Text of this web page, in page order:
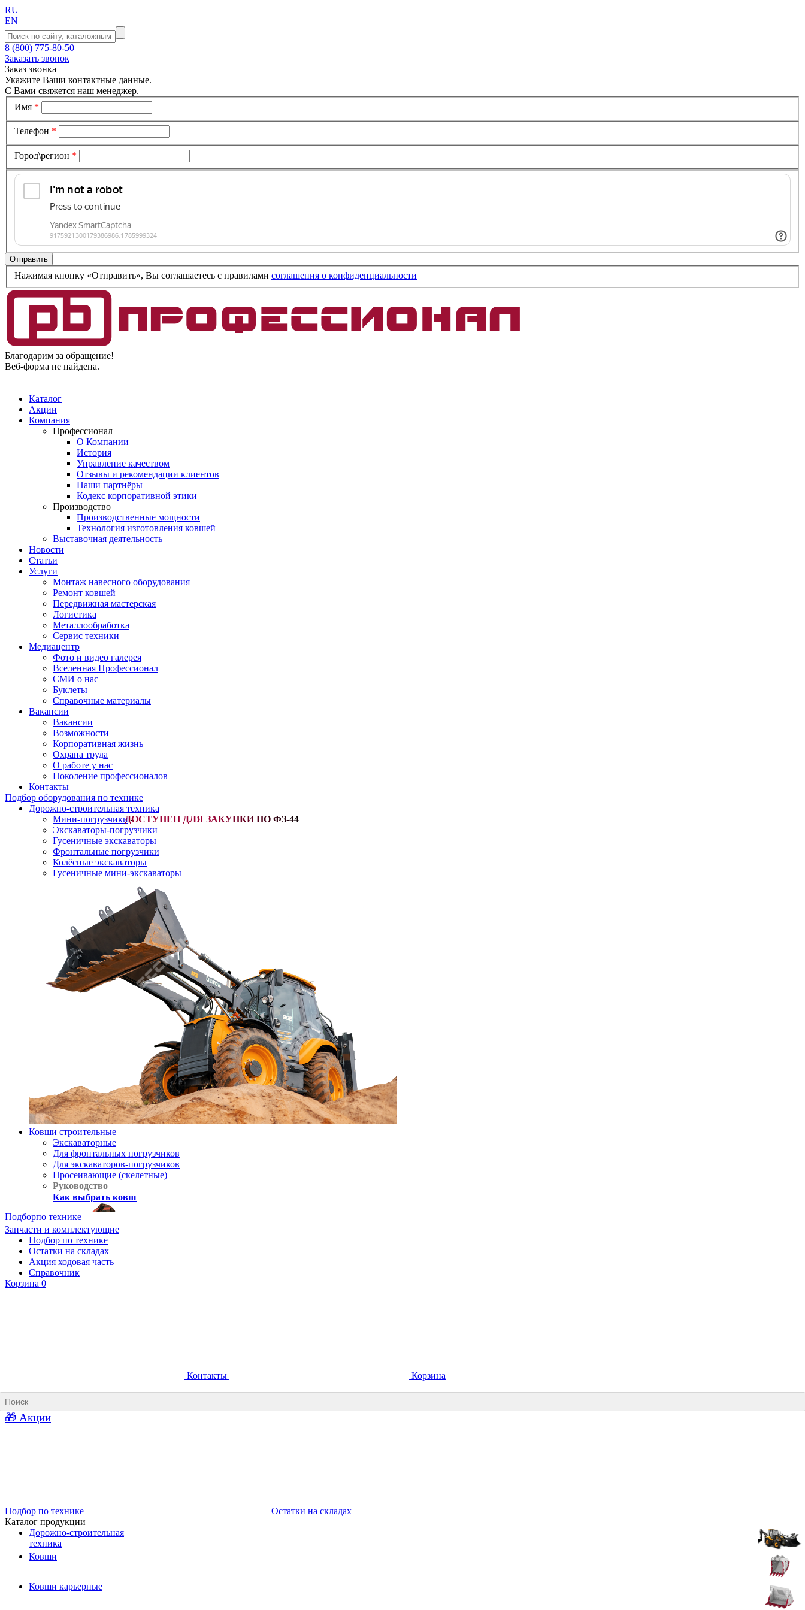
RU
EN
8 (800) 775-80-50
Заказать звонок
Заказ звонка
Укажите Ваши контактные данные.
С Вами свяжется наш менеджер.
Имя *
Телефон *
Город\регион *
Нажимая кнопку «Отправить», Вы соглашаетесь c правилами соглашения о конфиденциальности
Благодарим за обращение!
Веб-форма не найдена.
Каталог
Акции
Компания
Профессионал
О Компании
История
Управление качеством
Отзывы и рекомендации клиентов
Наши партнёры
Кодекс корпоративной этики
Производство
Производственные мощности
Технология изготовления ковшей
Выставочная деятельность
Новости
Статьи
Услуги
Монтаж навесного оборудования
Ремонт ковшей
Передвижная мастерская
Логистика
Металлообработка
Сервис техники
Медиацентр
Фото и видео галерея
Вселенная Профессионал
СМИ о нас
Буклеты
Справочные материалы
Вакансии
Вакансии
Возможности
Корпоративная жизнь
Охрана труда
О работе у нас
Поколение профессионалов
Контакты
Подбор оборудования по технике
Дорожно-строительная техника
Мини-погрузчики-
Экскаваторы-погрузчики
Гусеничные экскаваторы
Фронтальные погрузчики
Колёсные экскаваторы
Гусеничные мини-экскаваторы
Ковши строительные
Экскаваторные
Для фронтальных погрузчиков
Для экскаваторов-погрузчиков
Просеивающие (скелетные)
Руководство
Как выбрать ковш
Подборпо технике
Запчасти и комплектующие
Подбор по технике
Остатки на складах
Акция ходовая часть
Справочник
Корзина 0
Контакты Корзина
🎁 Акции
Подбор по технике
Остатки на складах
Каталог продукции
Дорожно-строительная
техника
Ковши
Ковши карьерные